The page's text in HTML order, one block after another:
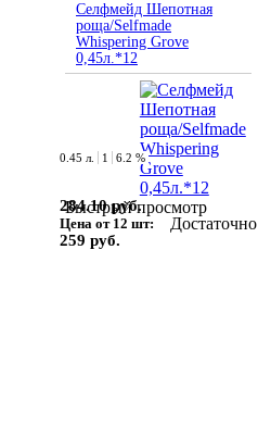
Селфмейд Шепотная
роща/Selfmade
Whispering Grove
0,45л.*12
Быстрый просмотр
0.45 л. 1 6.2 %
284.10 руб.
Цена от 12 шт:
259 руб.
Достаточно